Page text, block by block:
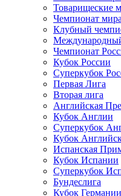
Товарищеские
Чемпионат мира
Клубный
Чемпионат
Кубок России
Суперкубок
Первая Лига
Вторая лига
Английская
Кубок Англии
Суперкубок
Кубок
Испанская
Кубок Испании
Суперкубок
Бундеслига
Кубок Германии